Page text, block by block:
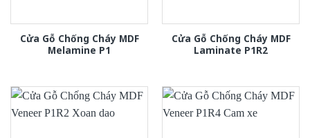
Cửa Gỗ Chống Cháy MDF
Melamine P1
Cửa Gỗ Chống Cháy MDF
Laminate P1R2